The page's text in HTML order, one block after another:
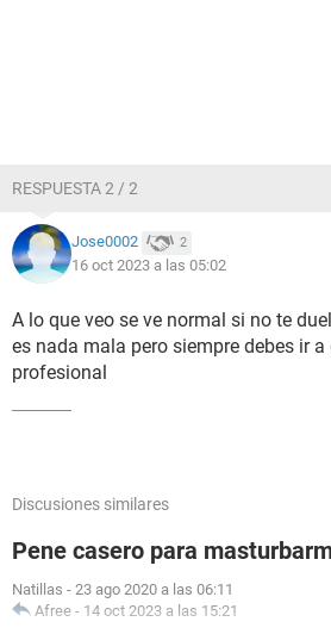
RESPUESTA 2 / 2
Jose0002 2
16 oct 2023 a las 05:02
A lo que veo se ve normal si no te
es nada mala pero siempre debes ir
profesional
Discusiones similares
Pene casero para
Natillas - 23 ago 2020 a las 06:11
Afree - 14 oct 2023 a las 15:21